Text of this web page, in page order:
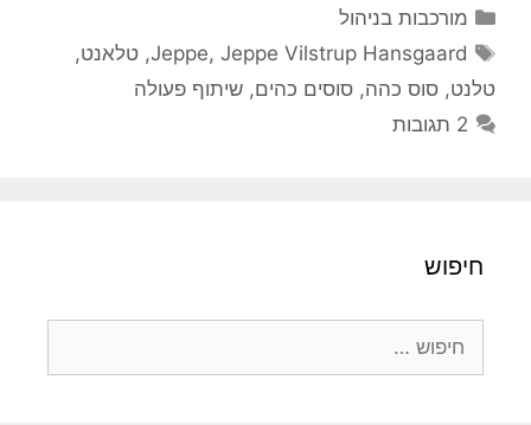
קטגוריות
מורכבות בניהול
תגיות
Jeppe, Jeppe Vilstrup Hansgaard
,טלאנט,
טלנט, סוס כהה, סוסים כהים, שיתוף פעולה
2 תגובות
חיפוש